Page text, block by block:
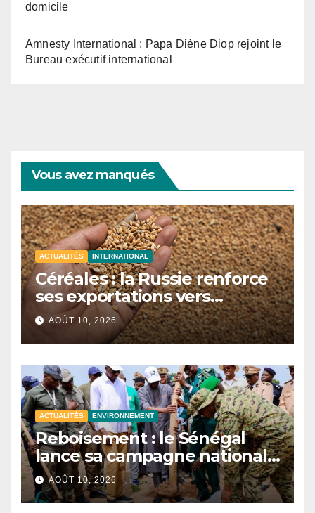
domicile
Amnesty International : Papa Diène Diop rejoint le
Bureau exécutif international
Vous avez manqués
ACTUALITÉS INTERNATIONAL
Céréales : la Russie renforce
ses exportations vers
l’Afrique et consolide son
leadership
AOÛT 10, 2026
ACTUALITÉS ENVIRONNEMENT
Reboisement : le Sénégal
lance sa campagne nationale
2026 à Nioro du Rip
AOÛT 10, 2026